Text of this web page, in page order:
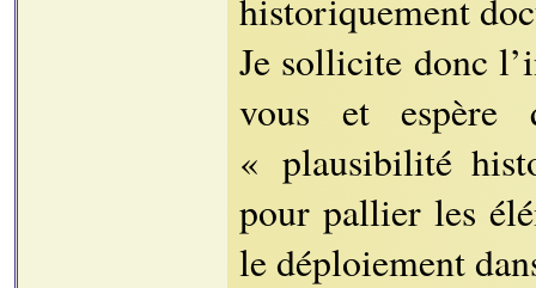
historiquement
Je sollicite donc
vous et espère
« plausibilité
pour pallier les
le déploiement